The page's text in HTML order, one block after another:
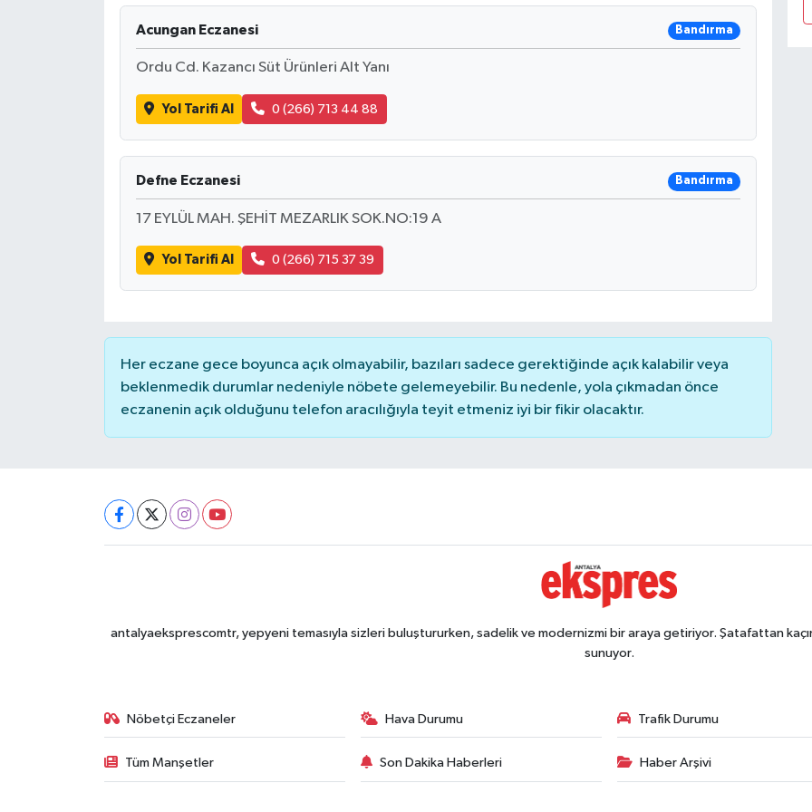
Acungan Eczanesi Bandırma
Ordu Cd. Kazancı Süt Ürünleri Alt Yanı
Yol Tarifi Al 0 (266) 713 44 88
Defne Eczanesi Bandırma
17 EYLÜL MAH. ŞEHİT MEZARLIK SOK.NO:19 A
Yol Tarifi Al 0 (266) 715 37 39
Her eczane gece boyunca açık olmayabilir, bazıları sadece gerektiğinde açık kalabilir veya
beklenmedik durumlar nedeniyle nöbete gelemeyebilir. Bu nedenle, yola çıkmadan önce
eczanenin açık olduğunu telefon aracılığıyla teyit etmeniz iyi bir fikir olacaktır.
antalyaeksprescomtr, yepyeni temasıyla sizleri buluştururken, sadelik ve modernizmi bir araya getiriyor. Şatafattan
sunuyor.
Nöbetçi Eczaneler Hava Durumu Trafik Durumu
Tüm Manşetler Son Dakika Haberleri Haber Arşivi
VİDEO HABERLER
MAGAZİN